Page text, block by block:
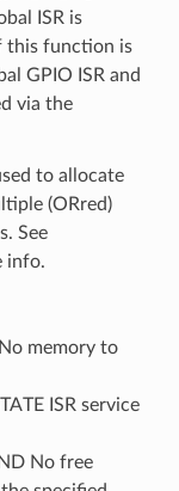
ISR is
this function is
GPIO ISR and
via the
to allocate
(ORred)
See
info.
memory to
ISR service
No free